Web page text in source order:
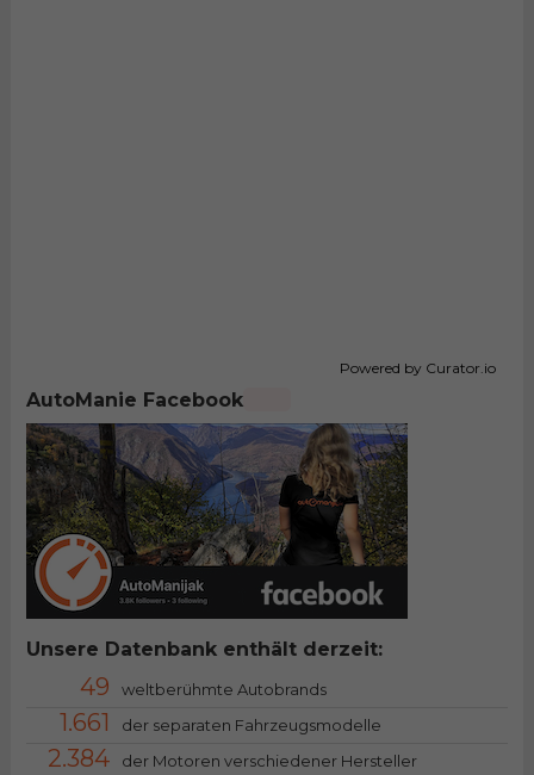
Powered by Curator.io
AutoManie Facebook
Unsere Datenbank enthält derzeit:
49 weltberühmte Autobrands
1.661 der separaten Fahrzeugsmodelle
2.384 der Motoren verschiedener Hersteller